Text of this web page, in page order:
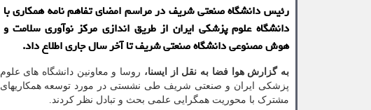
رئیس دانشگاه صنعتی شریف در مراسم امضای تفاهم نامه همكاری با
دانشگاه علوم پزشكی ایران از طریق اندازی مركز نوآوری سلامت و
هوش مصنوعی دانشگاه صنعتی شریف تا آخر سال جاری اطلاع داد.
به گزارش هوا فضا به نقل از ایسنا، روسا و معاونین دانشگاه های علوم
پزشکی ایران و صنعتی شریف طی نشستی در مورد توسعه همکاریهای
مشترک با محوریت همگرایی علمی بحث و تبادل نظر کردند.